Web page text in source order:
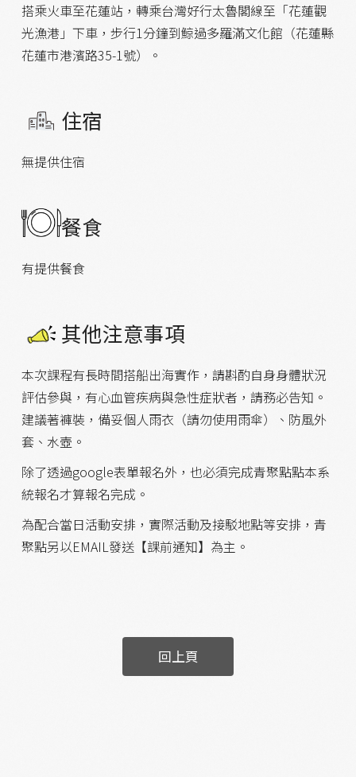
搭乘火車至花蓮站，轉乘台灣好行太魯閣線至「花蓮觀
光漁港」下車，步行1分鐘到鯨過多羅滿文化館（花蓮縣
花蓮市港濱路35-1號）。
住宿
無提供住宿
餐食
有提供餐食
其他注意事項
本次課程有長時間搭船出海實作，請斟酌自身身體狀況
評估參與，有心血管疾病與急性症狀者，請務必告知。
建議著褲裝，備妥個人雨衣（請勿使用雨傘）、防風外
套、水壺。
除了透過google表單報名外，也必須完成青聚點點本系
統報名才算報名完成。
為配合當日活動安排，實際活動及接駁地點等安排，青
聚點另以EMAIL發送【課前通知】為主。
回上頁